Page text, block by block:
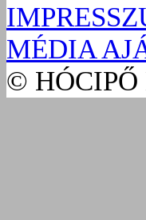
MÉDIA
© HÓCIPŐ